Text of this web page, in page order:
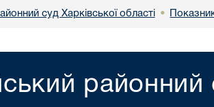
суд Харківської області •
районний